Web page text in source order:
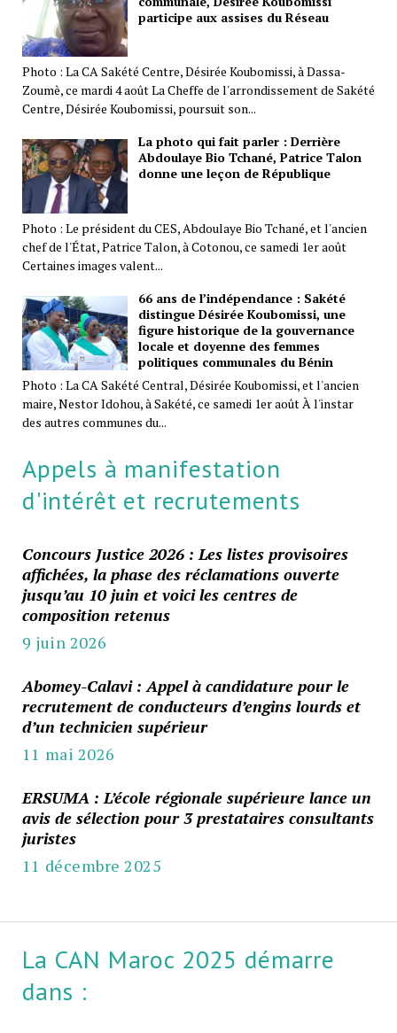
participe aux assises du Réseau
Photo : La CA Sakété Centre, Désirée Koubomissi, à Dassa-
Zoumè, ce mardi 4 août La Cheffe de l'arrondissement de Sakété
Centre, Désirée Koubomissi, poursuit son...
La photo qui fait parler : Derrière
Abdoulaye Bio Tchané, Patrice Talon
donne une leçon de République
Photo : Le président du CES, Abdoulaye Bio Tchané, et l'ancien
chef de l'État, Patrice Talon, à Cotonou, ce samedi 1er août
Certaines images valent...
66 ans de l’indépendance : Sakété
distingue Désirée Koubomissi, une
figure historique de la gouvernance
locale et doyenne des femmes
politiques communales du Bénin
Photo : La CA Sakété Central, Désirée Koubomissi, et l'ancien
maire, Nestor Idohou, à Sakété, ce samedi 1er août À l'instar
des autres communes du...
Appels à manifestation
d'intérêt et recrutements
Concours Justice 2026 : Les listes provisoires
affichées, la phase des réclamations ouverte
jusqu’au 10 juin et voici les centres de
composition retenus
9 juin 2026
Abomey-Calavi : Appel à candidature pour le
recrutement de conducteurs d’engins lourds et
d’un technicien supérieur
11 mai 2026
ERSUMA : L’école régionale supérieure lance un
avis de sélection pour 3 prestataires consultants
juristes
11 décembre 2025
La CAN Maroc 2025 démarre
dans :